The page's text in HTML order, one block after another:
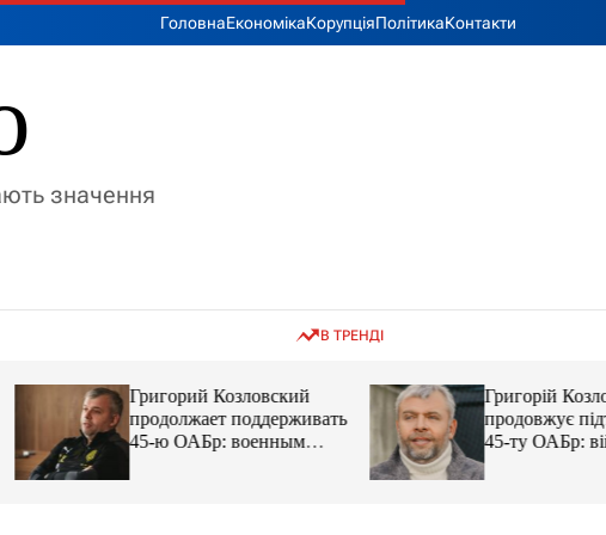
ГоловнаЕкономікаКорупціяПолітикаКонтакти
значення
В ТРЕНДІ
Григорий Козловский
продолжает поддерживать
45-ю ОАБр: военным
Григорій
продовжує
45-ту ОАБр:
передали